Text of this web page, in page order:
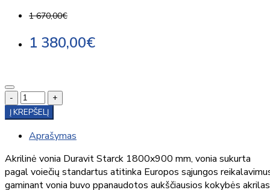
1 670,00€
1 380,00€
-
+
Į KREPŠELĮ
Aprašymas
Akrilinė vonia Duravit Starck 1800x900 mm, vonia sukurta
pagal voiečių standartus atitinka Europos sąjungos
gaminant vonia buvo ppanaudotos aukščiausios kokybės